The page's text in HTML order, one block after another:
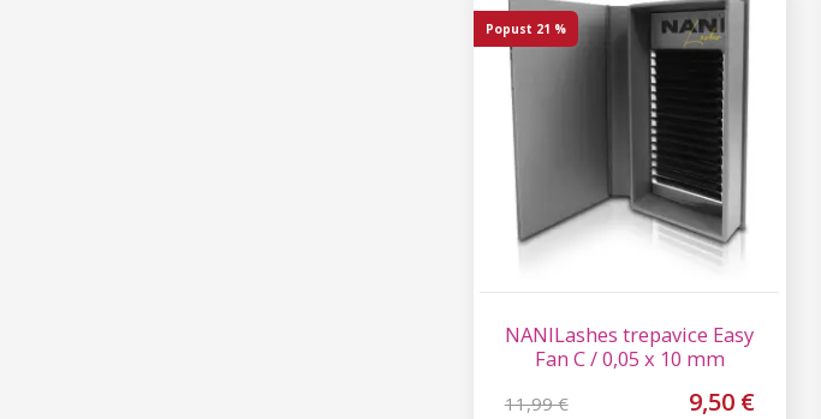
NANILashes trepavice Easy
Fan C / 0,05 x 10 mm
11,99 € 9,50 €
Popust 21 %